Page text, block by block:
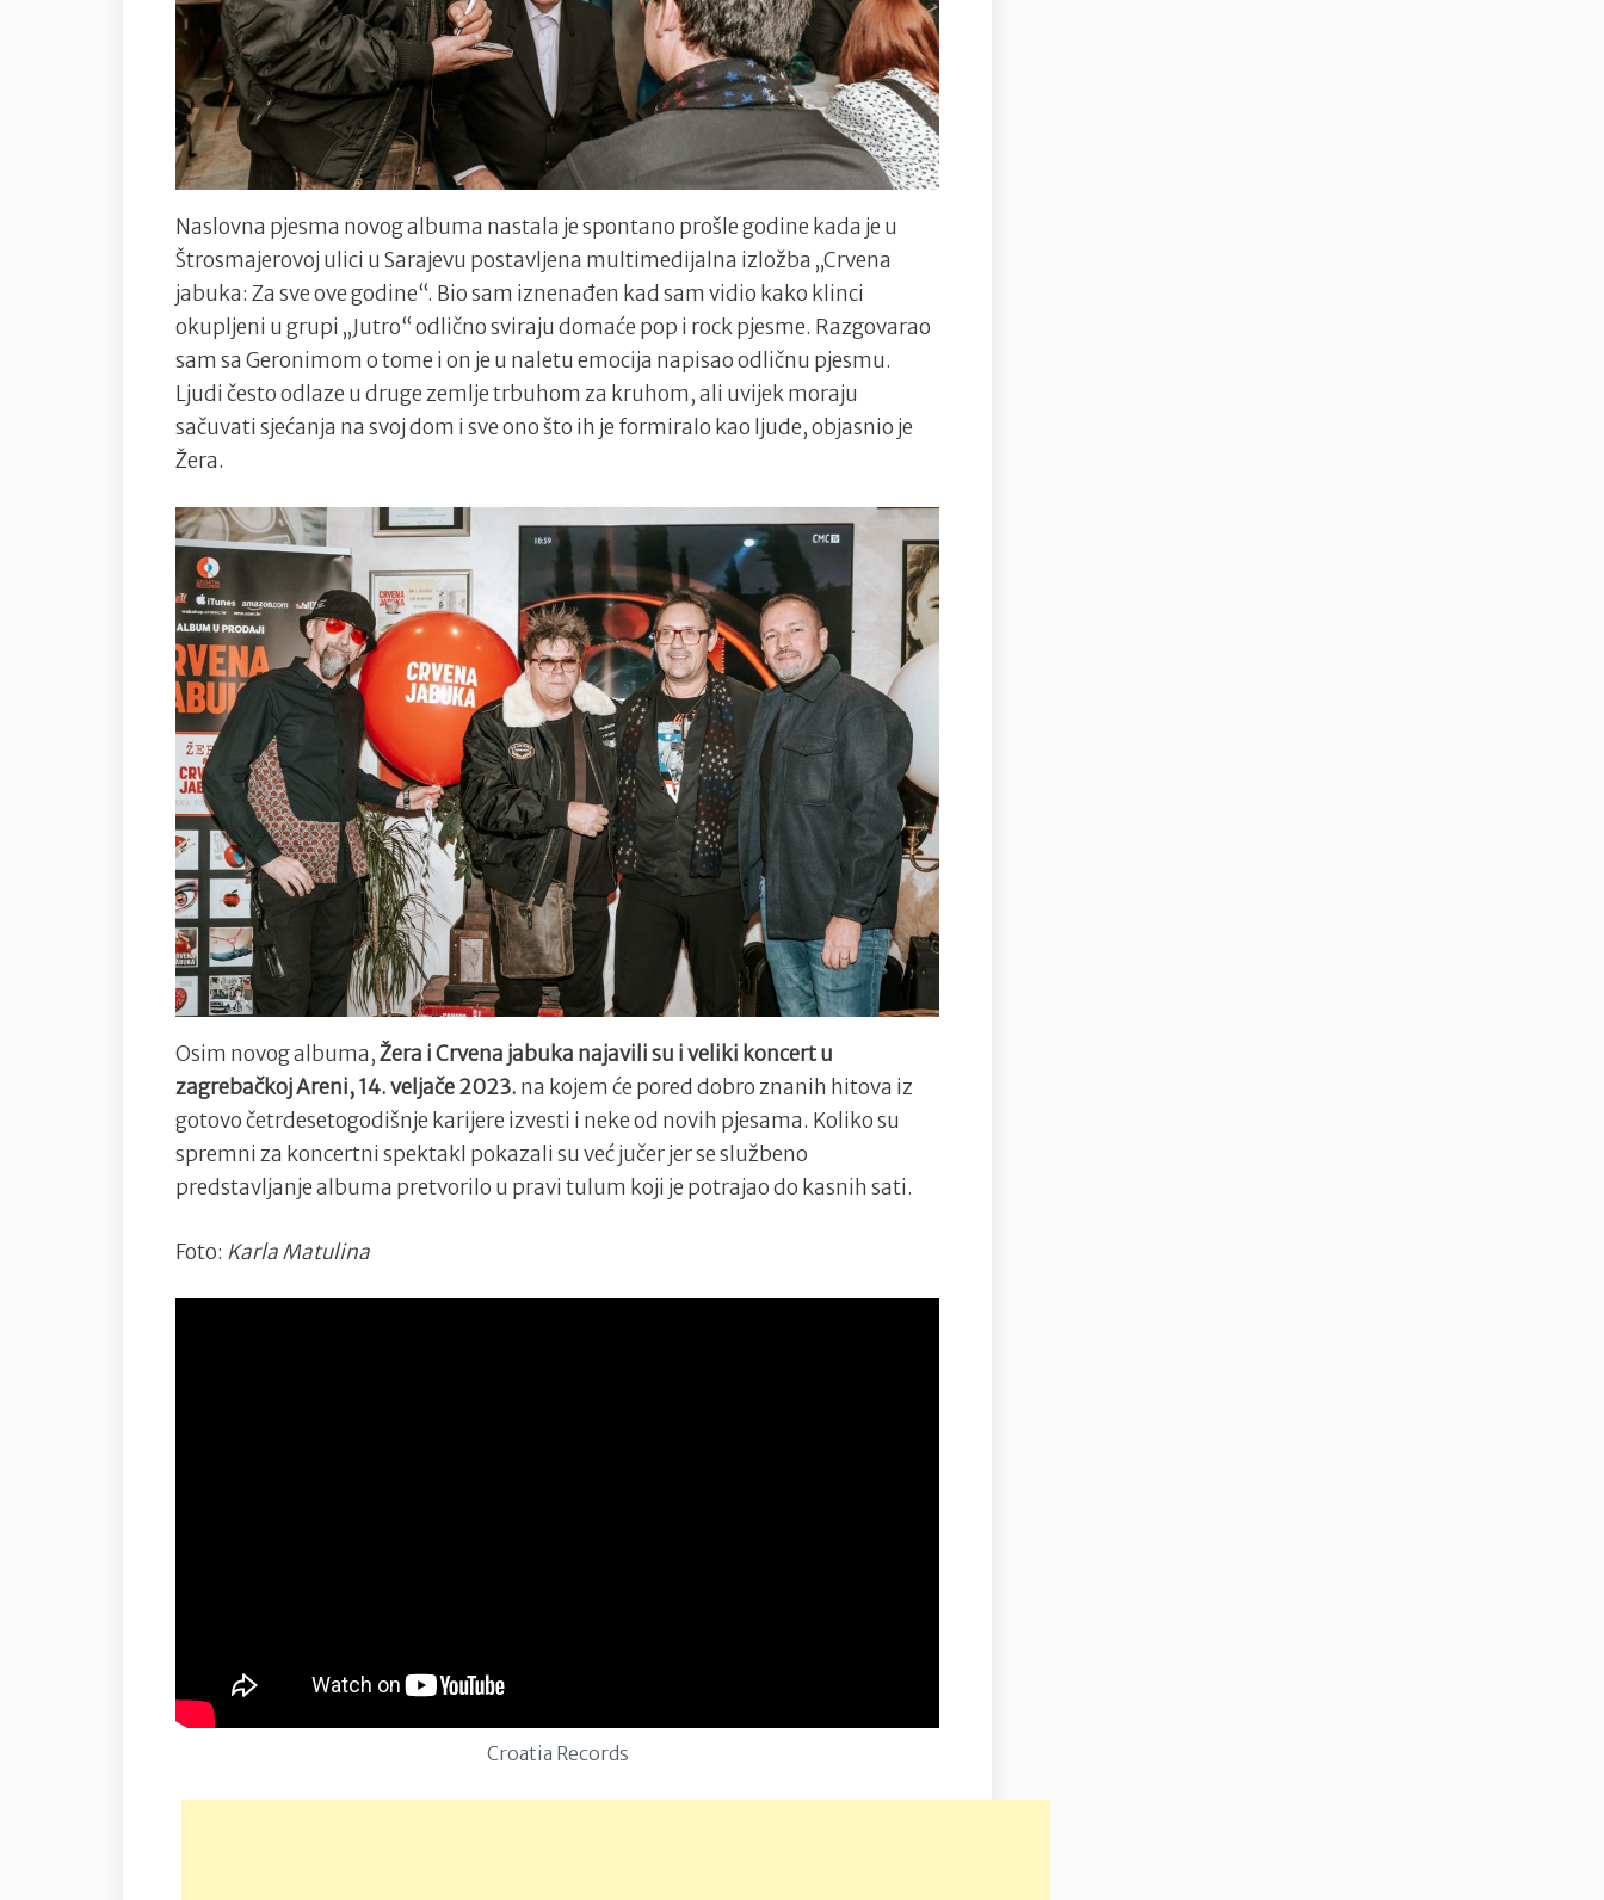
Naslovna pjesma novog albuma nastala je spontano prošle godine kada je u
Štrosmajerovoj ulici u Sarajevu postavljena multimedijalna izložba „Crvena
jabuka: Za sve ove godine“. Bio sam iznenađen kad sam vidio kako klinci
okupljeni u grupi „Jutro“ odlično sviraju domaće pop i rock pjesme. Razgovarao
sam sa Geronimom o tome i on je u naletu emocija napisao odličnu pjesmu.
Ljudi često odlaze u druge zemlje trbuhom za kruhom, ali uvijek moraju
sačuvati sjećanja na svoj dom i sve ono što ih je formiralo kao ljude, objasnio je
Žera.
Osim novog albuma,Žera i Crvena jabuka najavili su i veliki koncert u
zagrebačkoj Areni, 14. veljače 2023. na kojem će pored dobro znanih hitova iz
gotovo četrdesetogodišnje karijere izvesti i neke od novih pjesama. Koliko su
spremni za koncertni spektakl pokazali su već jučer jer se službeno
predstavljanje albuma pretvorilo u pravi tulum koji je potrajao do kasnih sati.
Foto: Karla Matulina
Croatia Records